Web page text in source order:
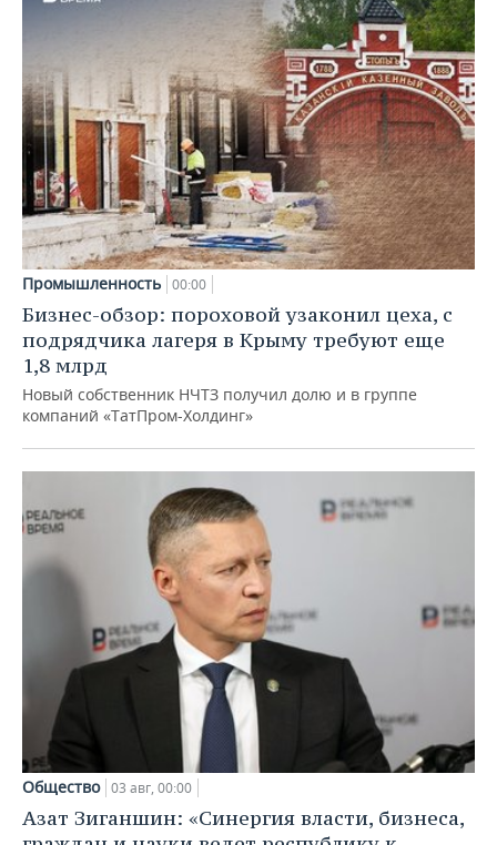
Промышленность 00:00
Бизнес-обзор: пороховой узаконил цеха, с
подрядчика лагеря в Крыму требуют еще
1,8 млрд
Новый собственник НЧТЗ получил долю и в группе
компаний «ТатПром-Холдинг»
Общество 03 авг, 00:00
Азат Зиганшин: «Синергия власти, бизнеса,